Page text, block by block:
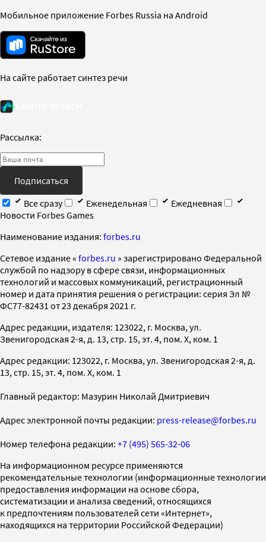
Мобильное приложение Forbes Russia на Android
На сайте работает синтез речи
Рассылка:
Подписаться
Все сразу
Еженедельная
Ежедневная
Новости Forbes Games
Наименование издания: forbes.ru
Cетевое издание « forbes.ru » зарегистрировано Федеральной
службой по надзору в сфере связи, информационных
технологий и массовых коммуникаций, регистрационный
номер и дата принятия решения о регистрации: серия Эл №
ФС77-82431 от 23 декабря 2021 г.
Адрес редакции, издателя: 123022, г. Москва, ул.
Звенигородская 2-я, д. 13, стр. 15, эт. 4, пом. X, ком. 1
Адрес редакции: 123022, г. Москва, ул. Звенигородская 2-я, д.
13, стр. 15, эт. 4, пом. X, ком. 1
Главный редактор: Мазурин Николай Дмитриевич
Адрес электронной почты редакции: press-release@forbes.ru
Номер телефона редакции: +7 (495) 565-32-06
На информационном ресурсе применяются
рекомендательные технологии (информационные технологии
предоставления информации на основе сбора,
систематизации и анализа сведений, относящихся
к предпочтениям пользователей сети «Интернет»,
находящихся на территории Российской Федерации)